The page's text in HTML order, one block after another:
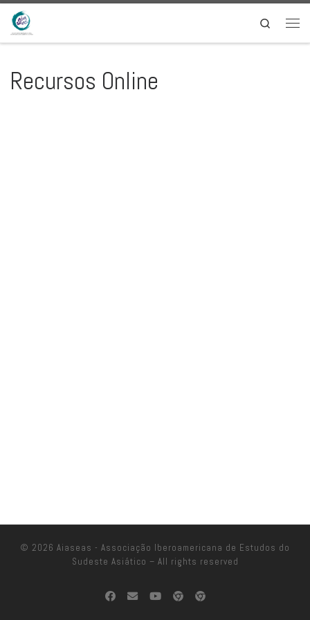
Skip to content
Search
Recursos Online
© 2026 Aiaseas - Associação Iberoamericana de Estudos do
Sudeste Asiático – All rights reserved